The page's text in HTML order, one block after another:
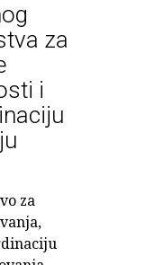
za
i
za